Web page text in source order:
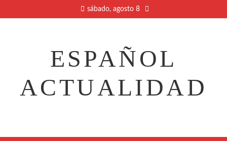
sábado, agosto 8
ESPAÑOL
ACTUALIDAD